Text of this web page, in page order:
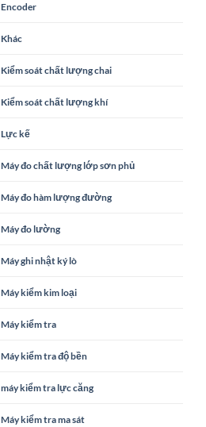
Encoder
Khác
Kiểm soát chất lượng chai
Kiểm soát chất lượng khí
Lực kế
Máy đo chất lượng lớp sơn phủ
Máy đo hàm lượng đường
Máy đo lường
Máy ghi nhật ký lò
Máy kiểm kim loại
Máy kiểm tra
Máy kiểm tra độ bền
máy kiểm tra lực căng
Máy kiểm tra ma sát